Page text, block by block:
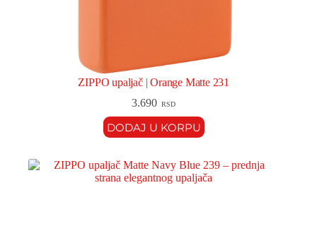
ZIPPO upaljač | Orange Matte 231
3.690 RSD
DODAJ U KORPU